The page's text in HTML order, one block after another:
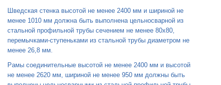
Шведская стенка высотой не менее 2400 мм и шириной не
менее 1010 мм должна быть выполнена цельносварной из
стальной профильной трубы сечением не менее 80x80,
перемычками-ступеньками из стальной трубы диаметром не
менее 26,8 мм.
Рамы соединительные высотой не менее 2400 мм и высотой
не менее 2620 мм, шириной не менее 950 мм должны быть